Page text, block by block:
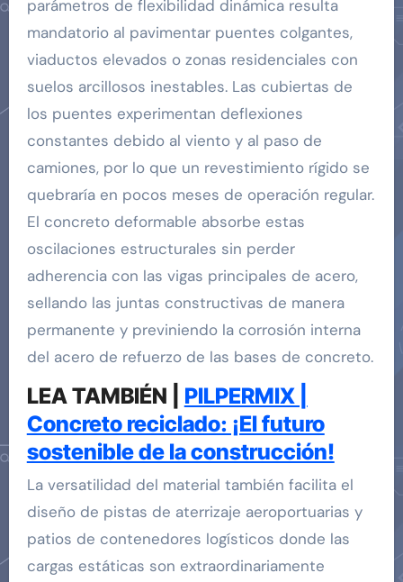
parámetros de flexibilidad dinámica resulta
mandatorio al pavimentar puentes colgantes,
viaductos elevados o zonas residenciales con
suelos arcillosos inestables. Las cubiertas de
los puentes experimentan deflexiones
constantes debido al viento y al paso de
camiones, por lo que un revestimiento rígido se
quebraría en pocos meses de operación regular.
El concreto deformable absorbe estas
oscilaciones estructurales sin perder
adherencia con las vigas principales de acero,
sellando las juntas constructivas de manera
permanente y previniendo la corrosión interna
del acero de refuerzo de las bases de concreto.
LEA TAMBIÉN | PILPERMIX |
Concreto reciclado: ¡El futuro
sostenible de la construcción!
La versatilidad del material también facilita el
diseño de pistas de aterrizaje aeroportuarias y
patios de contenedores logísticos donde las
cargas estáticas son extraordinariamente